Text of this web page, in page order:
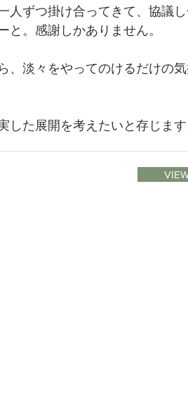
人ずつ掛け合ってきて、協議
。感謝しかありません。
、淡々をやってのけるだけの
した展開を考えたいと存じま